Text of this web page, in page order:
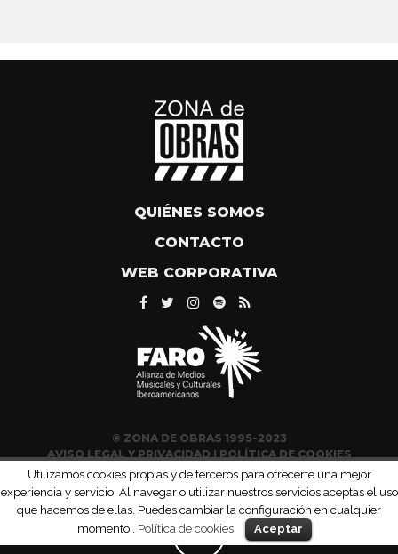
QUIÉNES SOMOS
CONTACTO
WEB CORPORATIVA
© ZONA DE OBRAS 1995-2023
AVISO LEGAL Y PRIVACIDAD|POLÍTICA DE COOKIES
Utilizamos cookies propias y de terceros para ofrecerte una mejor
experiencia y servicio. Al navegar o utilizar nuestros servicios aceptas el uso
que hacemos de ellas. Puedes cambiar la configuración en cualquier
momento . Política de cookies Aceptar